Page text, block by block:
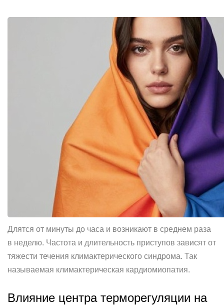
Длятся от минуты до часа и возникают в среднем раза
в неделю. Частота и длительность приступов зависят от
тяжести течения климактерического синдрома. Так
называемая климактерическая кардиомиопатия.
Влияние центра терморегуляции на